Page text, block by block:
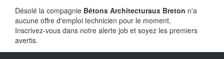
Désolé la compagnie Bétons Architecturaux Breton n'a
aucune offre d'emploi technicien pour le moment.
Inscrivez-vous dans notre alerte job et soyez les premiers
avertis.